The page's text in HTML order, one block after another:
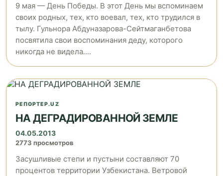
9 мая — День Победы. В этот День мы вспоминаем
своих родных, тех, кто воевал, тех, кто трудился в
тылу. Гульнора Абдуназарова-Сейтмаганбетова
посвятила свои воспоминания деду, которого
никогда не видела....
РЕПОРТЕР.UZ
НА ДЕГРАДИРОВАННОЙ ЗЕМЛЕ
04.05.2013
2773 просмотров
Засушливые степи и пустыни составляют 70
процентов территории Узбекистана. Ветровой